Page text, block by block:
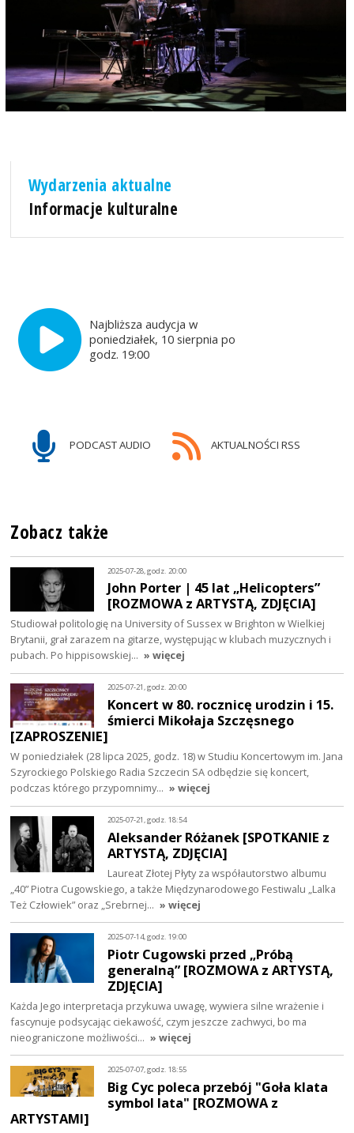
Wydarzenia aktualne
Informacje kulturalne
Najbliższa audycja w
poniedziałek, 10 sierpnia po
godz. 19:00
PODCAST AUDIO AKTUALNOŚCI RSS
Zobacz także
2025-07-28, godz. 20:00
John Porter | 45 lat „Helicopters”
[ROZMOWA z ARTYSTĄ, ZDJĘCIA]
Studiował politologię na University of Sussex w Brighton w Wielkiej
Brytanii, grał zarazem na gitarze, występując w klubach muzycznych i
pubach. Po hippisowskiej… » więcej
2025-07-21, godz. 20:00
Koncert w 80. rocznicę urodzin i 15.
śmierci Mikołaja Szczęsnego
[ZAPROSZENIE]
W poniedziałek (28 lipca 2025, godz. 18) w Studiu Koncertowym im. Jana
Szyrockiego Polskiego Radia Szczecin SA odbędzie się koncert,
podczas którego przypomnimy… » więcej
2025-07-21, godz. 18:54
Aleksander Różanek [SPOTKANIE z
ARTYSTĄ, ZDJĘCIA]
Laureat Złotej Płyty za współautorstwo albumu
„40” Piotra Cugowskiego, a także Międzynarodowego Festiwalu „Lalka
Też Człowiek” oraz „Srebrnej… » więcej
2025-07-14, godz. 19:00
Piotr Cugowski przed „Próbą
generalną” [ROZMOWA z ARTYSTĄ,
ZDJĘCIA]
Każda Jego interpretacja przykuwa uwagę, wywiera silne wrażenie i
fascynuje podsycając ciekawość, czym jeszcze zachwyci, bo ma
nieograniczone możliwości… » więcej
2025-07-07, godz. 18:55
Big Cyc poleca przebój "Goła klata
symbol lata" [ROZMOWA z
ARTYSTAMI]